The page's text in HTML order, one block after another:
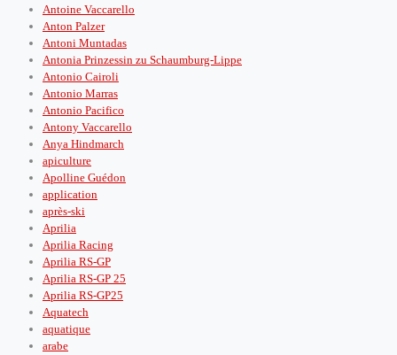
Antoine Vaccarello
Anton Palzer
Antoni Muntadas
Antonia Prinzessin zu Schaumburg-Lippe
Antonio Cairoli
Antonio Marras
Antonio Pacifico
Antony Vaccarello
Anya Hindmarch
apiculture
Apolline Guédon
application
après‑ski
Aprilia
Aprilia Racing
Aprilia RS-GP
Aprilia RS-GP 25
Aprilia RS-GP25
Aquatech
aquatique
arabe